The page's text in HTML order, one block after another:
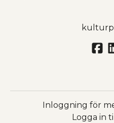
Inloggning för
Logga in